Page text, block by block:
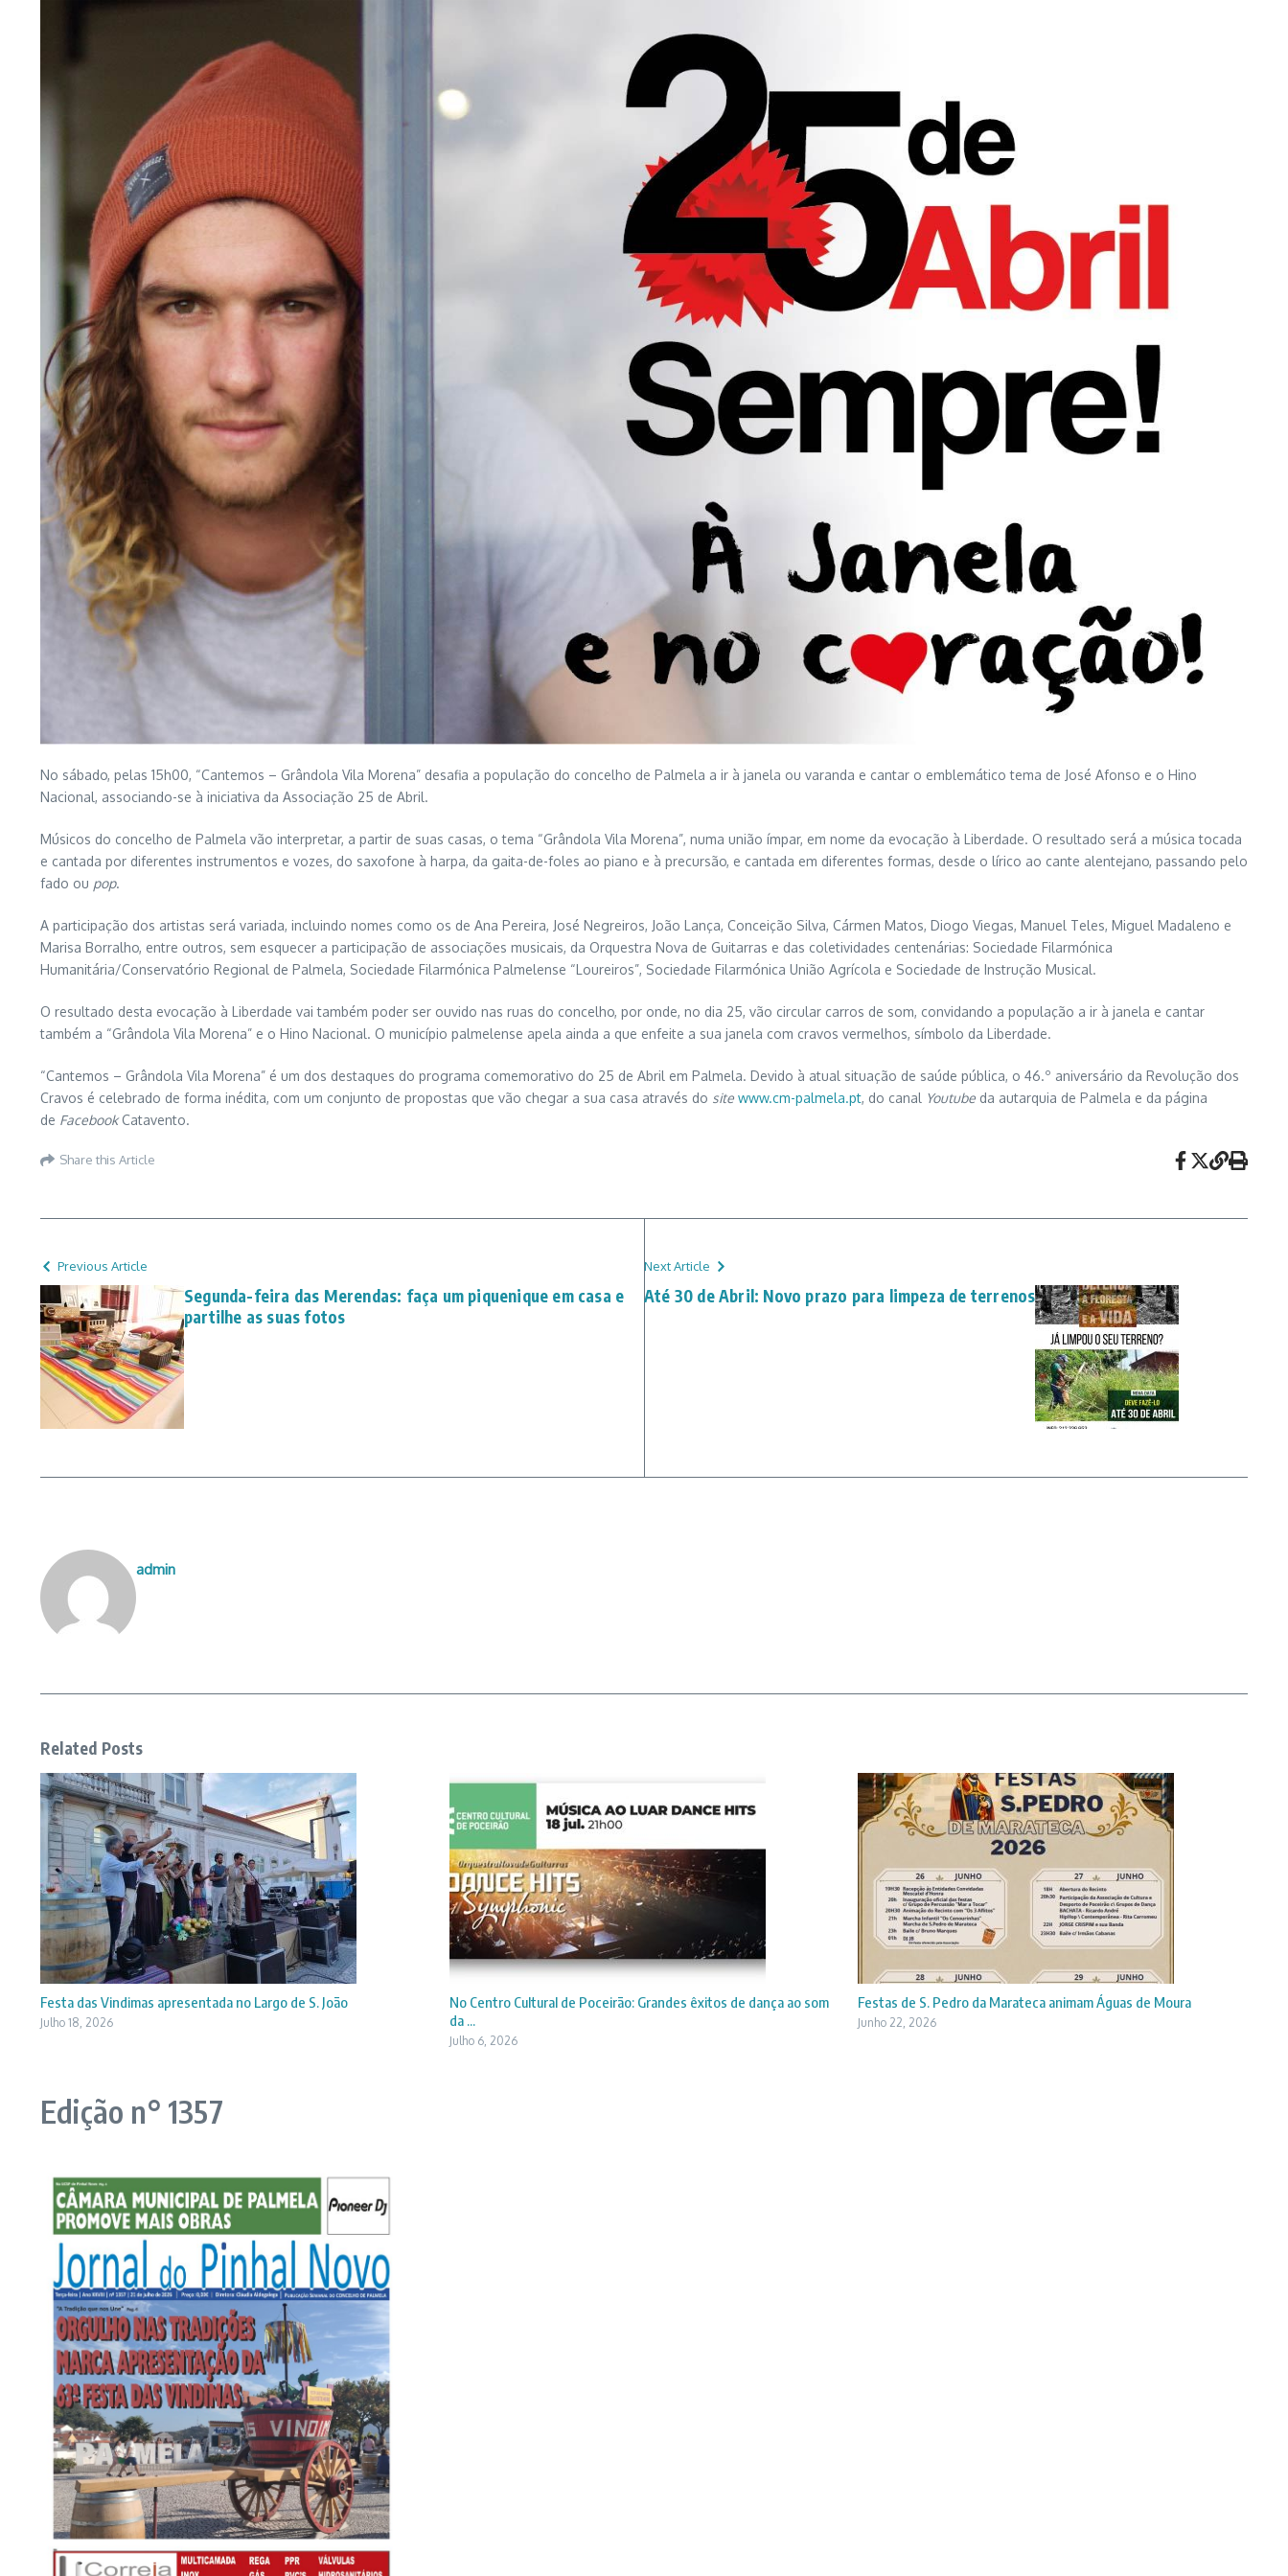
No sábado, pelas 15h00, “Cantemos – Grândola Vila Morena” desafia a população do concelho de Palmela a ir à janela ou varanda e cantar o emblemático tema de José Afonso e o Hino
Nacional, associando-se à iniciativa da Associação 25 de Abril.
Músicos do concelho de Palmela vão interpretar, a partir de suas casas, o tema “Grândola Vila Morena”, numa união ímpar, em nome da evocação à Liberdade. O resultado será a música tocada
e cantada por diferentes instrumentos e vozes, do saxofone à harpa, da gaita-de-foles ao piano e à precursão, e cantada em diferentes formas, desde o lírico ao cante alentejano, passando pelo
fado ou pop.
A participação dos artistas será variada, incluindo nomes como os de Ana Pereira, José Negreiros, João Lança, Conceição Silva, Cármen Matos, Diogo Viegas, Manuel Teles, Miguel Madaleno e
Marisa Borralho, entre outros, sem esquecer a participação de associações musicais, da Orquestra Nova de Guitarras e das coletividades centenárias: Sociedade Filarmónica
Humanitária/Conservatório Regional de Palmela, Sociedade Filarmónica Palmelense “Loureiros”, Sociedade Filarmónica União Agrícola e Sociedade de Instrução Musical.
O resultado desta evocação à Liberdade vai também poder ser ouvido nas ruas do concelho, por onde, no dia 25, vão circular carros de som, convidando a população a ir à janela e cantar
também a “Grândola Vila Morena” e o Hino Nacional. O município palmelense apela ainda a que enfeite a sua janela com cravos vermelhos, símbolo da Liberdade.
“Cantemos – Grândola Vila Morena” é um dos destaques do programa comemorativo do 25 de Abril em Palmela. Devido à atual situação de saúde pública, o 46.º aniversário da Revolução dos
Cravos é celebrado de forma inédita, com um conjunto de propostas que vão chegar a sua casa através do site www.cm-palmela.pt, do canal Youtube da autarquia de Palmela e da página
de FacebookCatavento.
Share this Article
Previous Article
Segunda-feira das Merendas: faça um piquenique em casa e
partilhe as suas fotos
Next Article
Até 30 de Abril: Novo prazo para limpeza de terrenos
admin
Related Posts
Festa das Vindimas apresentada no Largo de S. João
Julho 18, 2026
No Centro Cultural de Poceirão: Grandes êxitos de dança ao som
da ...
Julho 6, 2026
Festas de S. Pedro da Marateca animam Águas de Moura
Junho 22, 2026
Edição n° 1357